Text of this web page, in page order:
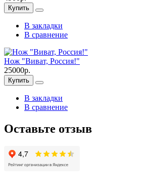
Купить
В закладки
В сравнение
Нож "Виват, Россия!"
25000р.
Купить
В закладки
В сравнение
Оставьте отзыв